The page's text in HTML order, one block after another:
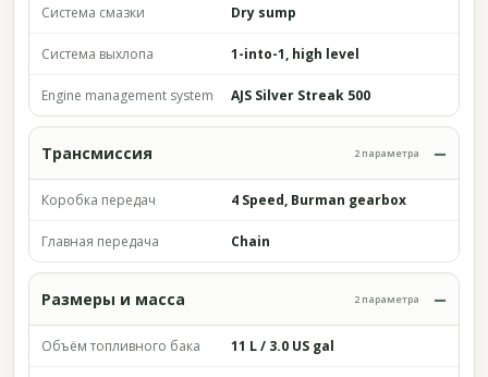
Система смазки Dry sump
Система выхлопа 1-into-1, high level
Engine management system AJS Silver Streak 500
Трансмиссия 2 параметра
Коробка передач 4 Speed, Burman gearbox
Главная передача Chain
Размеры и масса 2 параметра
Объём топливного бака 11 L / 3.0 US gal